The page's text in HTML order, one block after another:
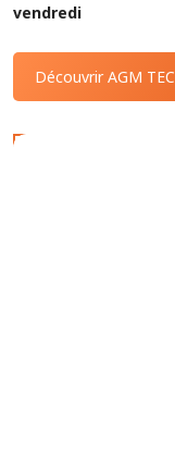
vendredi
Découvrir AGM TEC